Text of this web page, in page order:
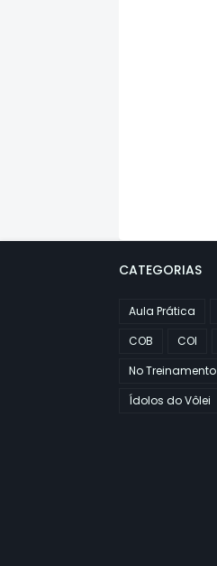
CATEGORIAS
Aula Prática
COB
COI
No Treinamento
Ídolos do Vôlei